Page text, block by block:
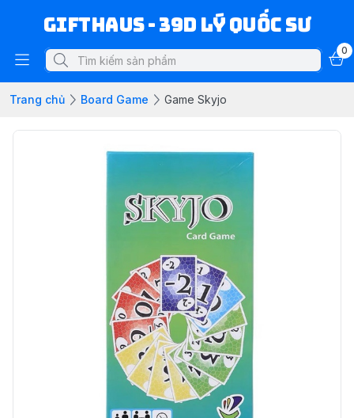
Gifthaus - 39D Lý Quốc Sư
0
Trang chủ Board Game Game Skyjo